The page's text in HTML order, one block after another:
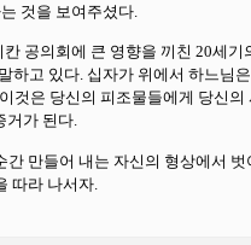
것을 보여주셨다.
공의회에 큰 영향을 끼친 20세
고 있다. 십자가 위에서 하느님
것은 당신의 피조물들에게 당신
거가 된다.
만들어 내는 자신의 형상에서
따라 나서자.